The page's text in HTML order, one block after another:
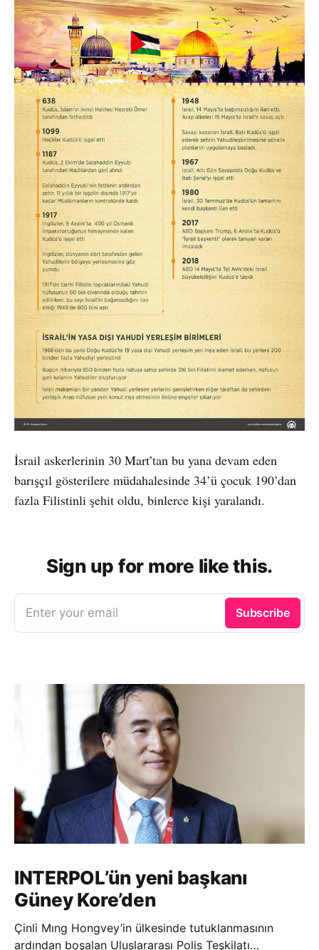
İsrail askerlerinin 30 Mart’tan bu yana devam eden
barışçıl gösterilere müdahalesinde 34’ü çocuk 190’dan
fazla Filistinli şehit oldu, binlerce kişi yaralandı.
Sign up for more like this.
Enter your email Subscribe
INTERPOL’ün yeni başkanı
Güney Kore’den
Çinli Mıng Hongvey’in ülkesinde tutuklanmasının
ardından boşalan Uluslararası Polis Teşkilatı